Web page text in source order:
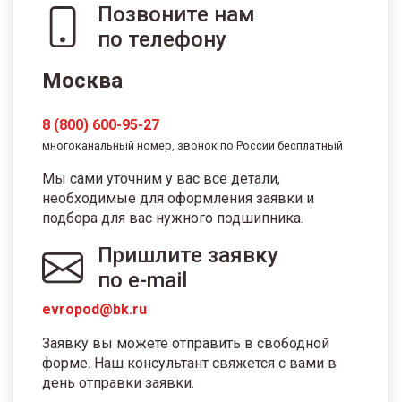
Позвоните нам
по телефону
Москва
8 (800) 600-95-27
многоканальный номер, звонок по России бесплатный
Мы сами уточним у вас все детали,
необходимые для оформления заявки и
подбора для вас нужного подшипника.
Пришлите заявку
по e-mail
evropod@bk.ru
Заявку вы можете отправить в свободной
форме. Наш консультант свяжется с вами в
день отправки заявки.